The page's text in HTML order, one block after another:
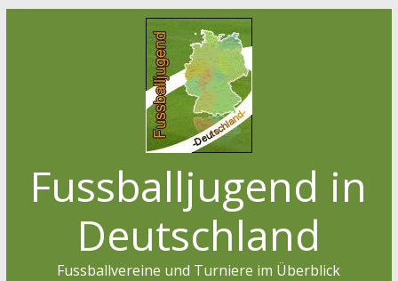
Fussballjugend in
Deutschland
Fussballvereine und Turniere im Überblick